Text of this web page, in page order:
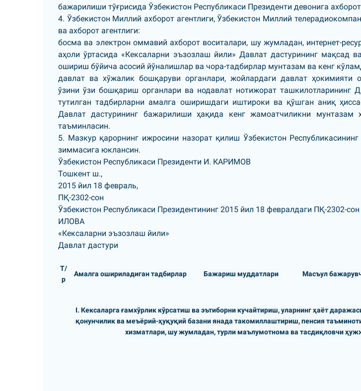
бажарилиши тўғрисида Ўзбекистон Республикаси Президенти девонига
4. Ўзбекистон Миллий ахборот агентлиги, Ўзбекистон Миллий
ва ахборот агентлиги:
босма ва электрон оммавий ахборот воситалари, шу жумладан, интернет-
аҳоли ўртасида «Кексаларни эъзозлаш йили» Давлат дастурининг мақсад
ошириш бўйича асосий йўналишлар ва чора-тадбирлар мунтазам ва кенг
давлат ва хўжалик бошқаруви органлари, жойлардаги давлат ҳокимияти
ўзини ўзи бошқариш органлари ва нодавлат нотижорат ташкилотларининг
тутилган тадбирларни амалга оширишдаги иштироки ва қўшган аниқ
Давлат дастурининг бажарилиши ҳақида кенг жамоатчиликни мунтазам
таъминласин.
5. Мазкур қарорнинг ижросини назорат қилиш Ўзбекистон
зиммасига юклансин.
Ўзбекистон Республикаси Президенти И. КАРИМОВ
Тошкент ш.,
2015 йил 18 февраль,
ПҚ-2302-сон
Ўзбекистон Республикаси Президентининг 2015 йил 18 февралдаги ПҚ-2302-сон
ИЛОВА
«Кексаларни эъзозлаш йили»
Давлат дастури
Т/
р
Амалга ошириладиган тадбирлар Бажариш муддатлари Масъул
I. Кексаларга ғамхўрлик кўрсатиш ва эътиборни кучайтириш, уларнинг ҳаёт
қонунчилик ва меъёрий-ҳуқуқий базани янада такомиллаштириш, пенсия
хизматлари, шу жумладан, турли маълумотнома ва тасдиқловчи